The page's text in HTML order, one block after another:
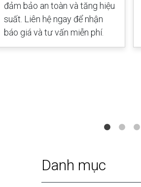
đảm bảo an toàn và tăng hiệu
suất. Liên hệ ngay để nhận
báo giá và tư vấn miễn phí.
Danh mục